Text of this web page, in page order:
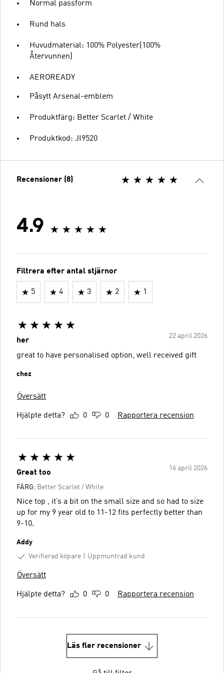
Normal passform
Rund hals
Huvudmaterial: 100% Polyester(100%
Återvunnen)
AEROREADY
Påsytt Arsenal-emblem
Produktfärg: Better Scarlet / White
Produktkod: JI9520
Recensioner (8)
4.9
Filtrera efter antal stjärnor
5 4 3 2 1
22 april 2026
her
great to have personalised option, well received gift
chez
Översätt
Hjälpte detta? 0 0 Rapportera recension
16 april 2026
Great too
FÄRG: Better Scarlet / White
Nice top , it’s a bit on the small size and so had to size
up for my 9 year old to 11-12 fits perfectly better than
9-10.
Addy
Verifierad köpare
Uppmuntrad kund
Översätt
Hjälpte detta? 0 0 Rapportera recension
Läs fler recensioner